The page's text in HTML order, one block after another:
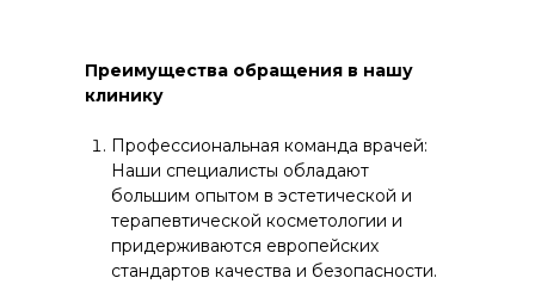
Преимущества обращения в нашу
клинику
Профессиональная команда врачей:
Наши специалисты обладают
большим опытом в эстетической и
терапевтической косметологии и
придерживаются европейских
стандартов качества и безопасности.